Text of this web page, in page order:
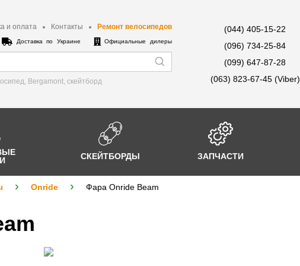
и оплата Контакты Ремонт велосипедов
Доставка по Украине Официальные дилеры
Bergamont, cкейтборд
(044) 405-15-22
(096) 734-25-84
(099) 647-87-28
(063) 823-67-45 (Viber)
СКЕЙТБОРДЫ ЗАПЧАСТИ
Onride Фара Onride Beam